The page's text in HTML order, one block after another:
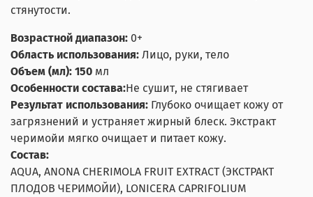
стянутости.
Возрастной диапазон: 0+
Область использования: Лицо, руки, тело
Объем (мл): 150 мл
Особенности состава:Не сушит, не стягивает
Результат использования: Глубоко очищает кожу от
загрязнений и устраняет жирный блеск. Экстракт
черимойи мягко очищает и питает кожу.
Состав:
AQUA, ANONA CHERIMOLA FRUIT EXTRACT (ЭКСТРАКТ
ПЛОДОВ ЧЕРИМОЙИ), LONICERA CAPRIFOLIUM